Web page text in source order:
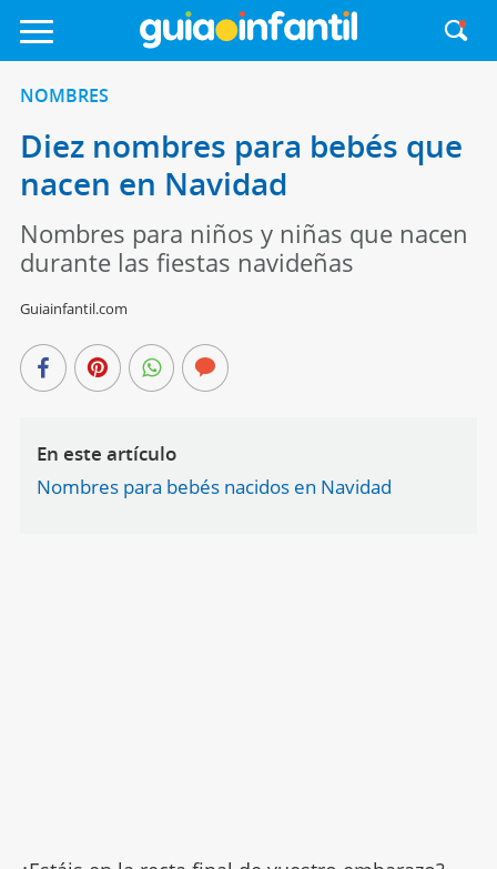
NOMBRES
Diez nombres para bebés que
nacen en Navidad
Nombres para niños y niñas que nacen
durante las fiestas navideñas
Guiainfantil.com
En este artículo
Nombres para bebés nacidos en Navidad